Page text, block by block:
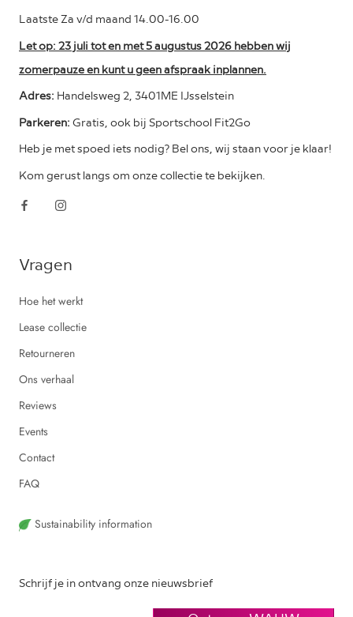
Laatste Za v/d maand 14.00-16.00
Let op: 23 juli tot en met 5 augustus 2026 hebben wij
zomerpauze en kunt u geen afspraak inplannen.
Adres: Handelsweg 2, 3401ME IJsselstein
Parkeren: Gratis, ook bij Sportschool Fit2Go
Heb je met spoed iets nodig? Bel ons, wij staan voor je klaar!
Kom gerust langs om onze collectie te bekijken.
Vragen
Hoe het werkt
Lease collectie
Retourneren
Ons verhaal
Reviews
Events
Contact
FAQ
Sustainability information
Schrijf je in ontvang onze nieuwsbrief